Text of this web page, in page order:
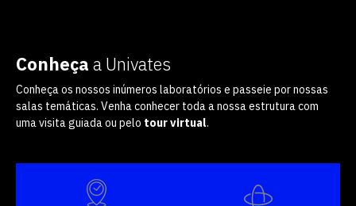
Conheça a Univates
Conheça os nossos inúmeros laboratórios e passeie por nossas
salas temáticas. Venha conhecer toda a nossa estrutura com
uma visita guiada ou pelo tour virtual.